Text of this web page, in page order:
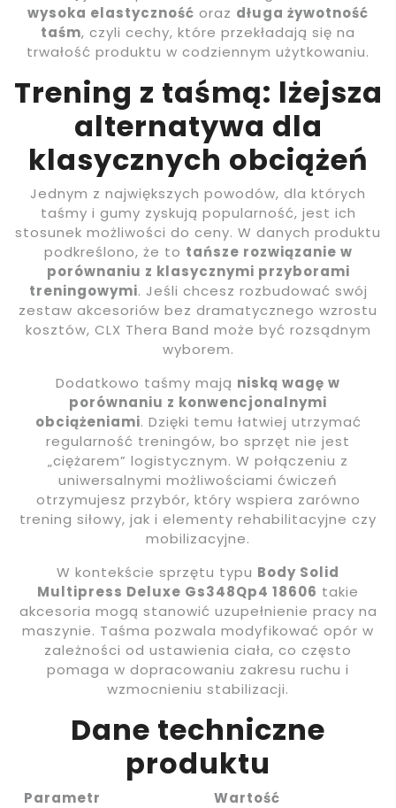
wysoka elastyczność oraz długa żywotność
taśm, czyli cechy, które przekładają się na
trwałość produktu w codziennym użytkowaniu.
Trening z taśmą: lżejsza
alternatywa dla
klasycznych obciążeń
Jednym z największych powodów, dla których
taśmy i gumy zyskują popularność, jest ich
stosunek możliwości do ceny. W danych produktu
podkreślono, że to tańsze rozwiązanie w
porównaniu z klasycznymi przyborami
treningowymi. Jeśli chcesz rozbudować swój
zestaw akcesoriów bez dramatycznego wzrostu
kosztów, CLX Thera Band może być rozsądnym
wyborem.
Dodatkowo taśmy mają niską wagę w
porównaniu z konwencjonalnymi
obciążeniami. Dzięki temu łatwiej utrzymać
regularność treningów, bo sprzęt nie jest
„ciężarem” logistycznym. W połączeniu z
uniwersalnymi możliwościami ćwiczeń
otrzymujesz przybór, który wspiera zarówno
trening siłowy, jak i elementy rehabilitacyjne czy
mobilizacyjne.
W kontekście sprzętu typu Body Solid
Multipress Deluxe Gs348Qp4 18606 takie
akcesoria mogą stanowić uzupełnienie pracy na
maszynie. Taśma pozwala modyfikować opór w
zależności od ustawienia ciała, co często
pomaga w dopracowaniu zakresu ruchu i
wzmocnieniu stabilizacji.
Dane techniczne
produktu
Parametr
Wartość